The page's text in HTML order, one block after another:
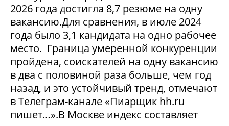
2026 года достигла 8,7 резюме на одну
вакансию.Для сравнения, в июле 2024
года было 3,1 кандидата на одно рабочее
место. Граница умеренной конкуренции
пройдена, соискателей на одну вакансию
в два с половиной раза больше, чем год
назад, и это устойчивый тренд, отмечают
в Телеграм-канале «Пиарщик hh.ru
пишет…».В Москве индекс составляет